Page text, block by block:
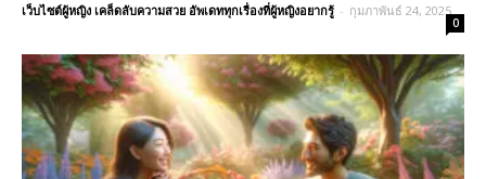
เว็บไซต์ผู้หญิง เคล็ดลับความสวย อัพเดททุกเรื่องที่ผู้หญิงอยากรู้ - กุมภาพันธ์ 24, 2025
0